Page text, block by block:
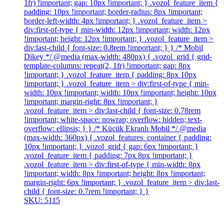
1fr) !important; gap: 10px !important; } .vozol_feature_item {
padding: 10px !important; border-radius: 8px !important;
border-left-width: 4px !important; } .vozol_feature_item >
div:first-of-type { min-width: 12px !important; width: 12px
!important; height: 12px !important; } .vozol_feature_item >
div:last-child { font-size: 0.8rem !important; } } /* Mobil
Dikey */ @media (max-width: 480px) { .vozol_grid { grid-
template-columns: repeat(2, 1fr) !important; gap: 8px
!important; } .vozol_feature_item { padding: 8px 10px
!important; } .vozol_feature_item > div:first-of-type { min-
width: 10px !important; width: 10px !important; height: 10px
!important; margin-right: 8px !important; }
.vozol_feature_item > div:last-child { font-size: 0.78rem
!important; white-space: nowrap; overflow: hidden; text-
overflow: ellipsis; } } /* Küçük Ekranlı Mobil */ @media
(max-width: 360px) { .vozol_features_container { padding:
10px !important; } .vozol_grid { gap: 6px !important; }
.vozol_feature_item { padding: 7px 8px !important; }
.vozol_feature_item > div:first-of-type { min-width: 8px
!important; width: 8px !important; height: 8px !important;
margin-right: 6px !important; } .vozol_feature_item > div:last-
child { font-size: 0.7rem !important; } }
SKU: 5115